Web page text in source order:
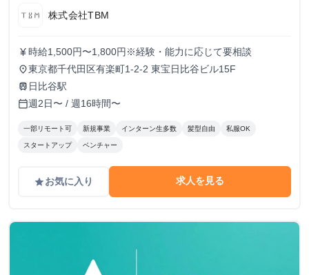
株式会社TBM
currency_yen 時給1,500円〜1,800円※経験・能力に応じて要相談
place東京都千代田区有楽町1-2-2 東宝日比谷ビル15F
train 日比谷駅
calendar_today週2日〜 / 週16時間〜
一部リモート可 新規事業 インターン生多数 髪型自由 私服OK
スタートアップ ベンチャー
gradeお気に入り 求人を見る